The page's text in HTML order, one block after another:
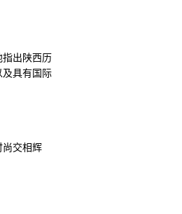
出陕西历
具有国际
交相辉